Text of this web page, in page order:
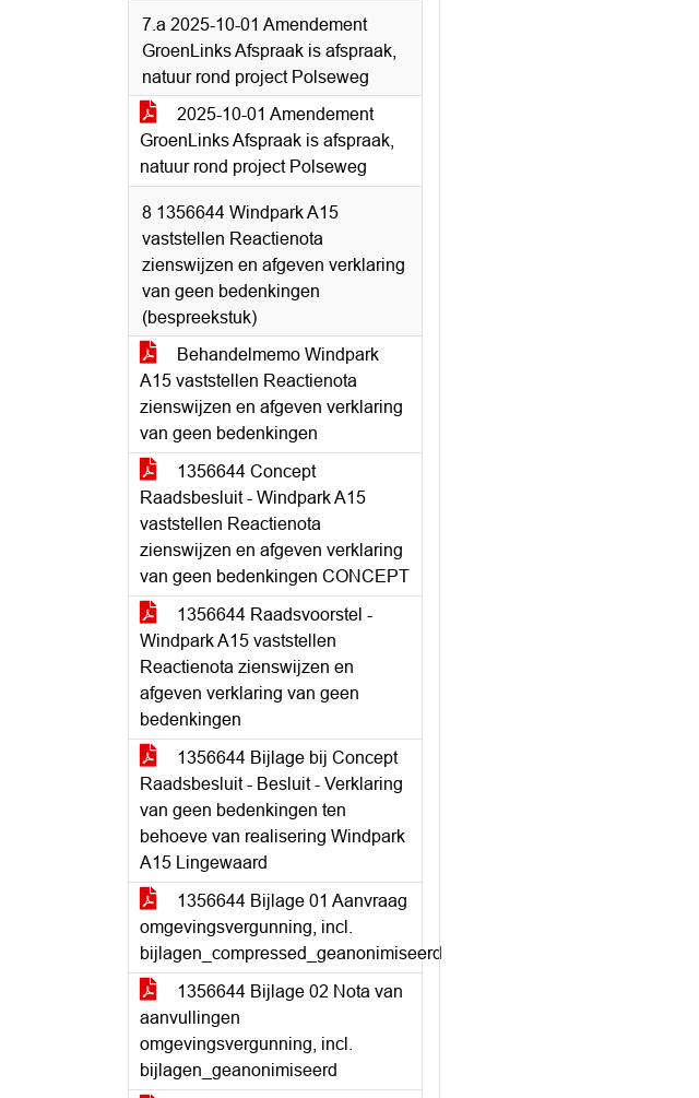
7.a 2025-10-01 Amendement
GroenLinks Afspraak is afspraak,
natuur rond project Polseweg
2025-10-01 Amendement
GroenLinks Afspraak is afspraak,
natuur rond project Polseweg
8 1356644 Windpark A15
vaststellen Reactienota
zienswijzen en afgeven verklaring
van geen bedenkingen
(bespreekstuk)
Behandelmemo Windpark
A15 vaststellen Reactienota
zienswijzen en afgeven verklaring
van geen bedenkingen
1356644 Concept
Raadsbesluit - Windpark A15
vaststellen Reactienota
zienswijzen en afgeven verklaring
van geen bedenkingen CONCEPT
1356644 Raadsvoorstel -
Windpark A15 vaststellen
Reactienota zienswijzen en
afgeven verklaring van geen
bedenkingen
1356644 Bijlage bij Concept
Raadsbesluit - Besluit - Verklaring
van geen bedenkingen ten
behoeve van realisering Windpark
A15 Lingewaard
1356644 Bijlage 01 Aanvraag
omgevingsvergunning, incl.
bijlagen_compressed_geanonimiseerd
1356644 Bijlage 02 Nota van
aanvullingen
omgevingsvergunning, incl.
bijlagen_geanonimiseerd